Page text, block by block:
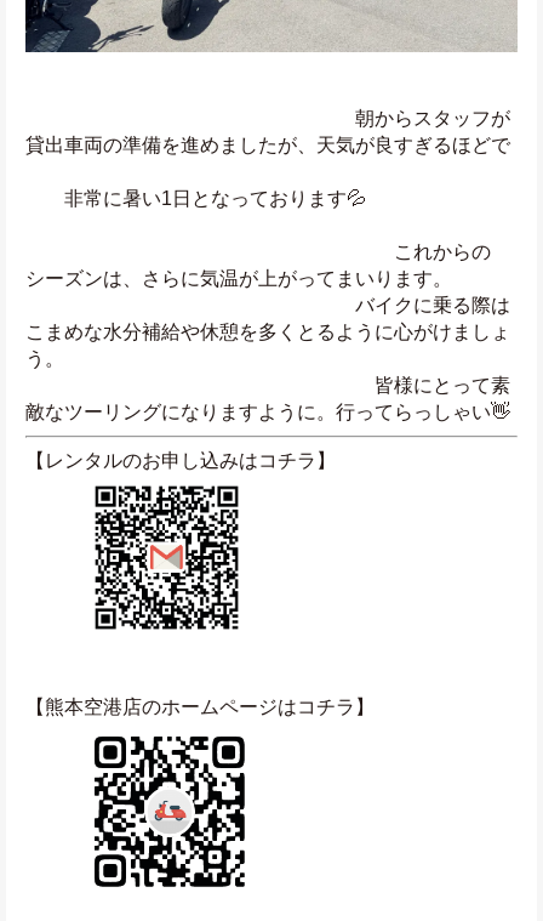
朝からスタッフが
貸出車両の準備を進めましたが、天気が良すぎるほどで
非常に暑い1日となっております💦
これからの
シーズンは、さらに気温が上がってまいります。
バイクに乗る際は
こまめな水分補給や休憩を多くとるように心がけましょ
う。
皆様にとって素
敵なツーリングになりますように。行ってらっしゃい👋
【レンタルのお申し込みはコチラ】
【熊本空港店のホームページはコチラ】